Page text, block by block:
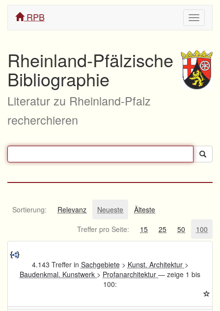
ein/
RPB
Rheinland-Pfälzische
Bibliographie
Literatur zu Rheinland-Pfalz
recherchieren
Sortierung: Relevanz Neueste
Älteste
Treffer pro Seite:
15 25 50 100
4.143 Treffer in Sachgebiete> Kunst. Architektur >
Baudenkmal. Kunstwerk > Profanarchitektur — zeige 1 bis
100: